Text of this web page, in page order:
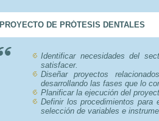
PROYECTO DE PRÓTESIS DENTALES
Identificar necesidades del
satisfacer.
Diseñar proyectos
desarrollando las fases que lo
Planificar la ejecución del
Definir los procedimientos
selección de variables e